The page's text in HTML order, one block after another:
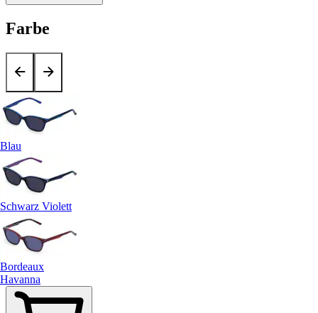
Farbe
Blau
Schwarz Violett
Bordeaux
Havanna